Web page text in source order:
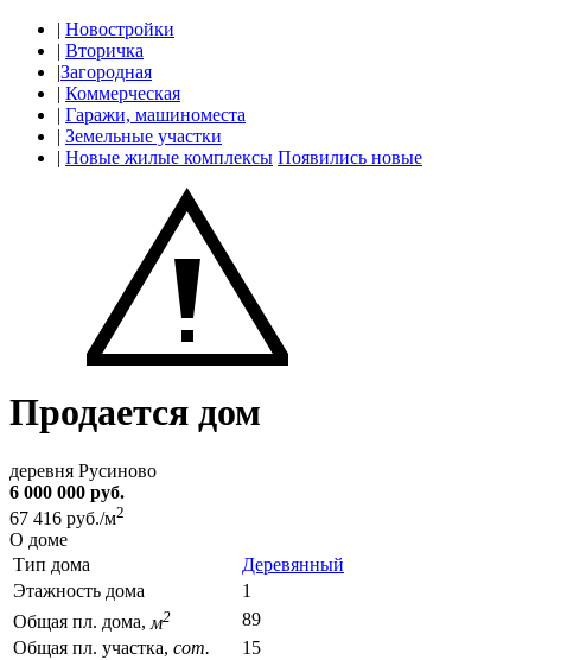
| Новостройки
| Вторичка
|Загородная
| Коммерческая
| Гаражи, машиноместа
| Земельные участки
| Новые жилые комплексы Появились новые
Продается дом
деревня Русиново
6 000 000 руб.
67 416 руб./м2
О доме
Тип дома
Деревянный
Этажность дома
1
Общая пл. дома, м2
89
Общая пл. участка, сот.
15